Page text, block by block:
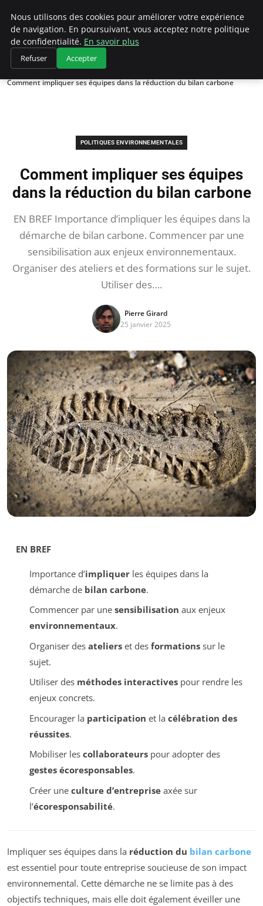
Climategatecountryclub.com
Accueil
Politiques environnementales
Comment impliquer ses équipes dans la réduction du bilan carbone
POLITIQUES ENVIRONNEMENTALES
Comment impliquer ses équipes
dans la réduction du bilan carbone
EN BREF Importance d’impliquer les équipes dans la
démarche de bilan carbone. Commencer par une
sensibilisation aux enjeux environnementaux.
Organiser des ateliers et des formations sur le sujet.
Utiliser des….
Pierre Girard
25 janvier 2025
EN BREF
Importance d’impliquerles équipes dans la
démarche de bilan carbone.
Commencer par une sensibilisation aux enjeux
environnementaux.
Organiser des atelierset des formationssur le
sujet.
Utiliser des méthodes interactivespour rendre les
enjeux concrets.
Encourager la participation et la célébration des
réussites.
Mobiliser les collaborateurspour adopter des
gestes écoresponsables.
Créer une culture d’entrepriseaxée sur
l’écoresponsabilité.
Impliquer ses équipes dans la réduction du bilan carbone
est essentiel pour toute entreprise soucieuse de son impact
environnemental. Cette démarche ne se limite pas à des
objectifs techniques, mais elle doit également éveiller une
Nous utilisons des cookies pour améliorer votre expérience
de navigation. En poursuivant, vous acceptez notre politique
de confidentialité. En savoir plus
Refuser Accepter